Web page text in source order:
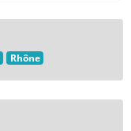
Rhône